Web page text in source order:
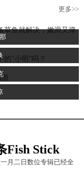
更多>>
Fish Stick
月二日数位专辑已经全